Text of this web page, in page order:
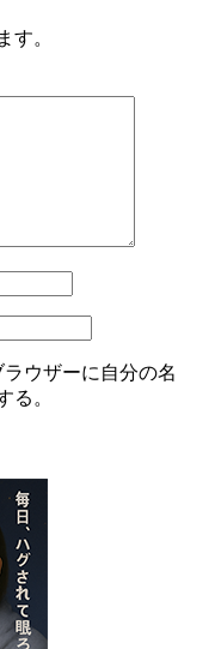
す。
ウザーに自分の名
る。